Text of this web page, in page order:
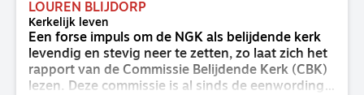
LOUREN BLIJDORP
Kerkelijk leven
Een forse impuls om de NGK als belijdende kerk
levendig en stevig neer te zetten, zo laat zich het
rapport van de Commissie Belijdende Kerk (CBK)
lezen. Deze commissie is al sinds de eenwording